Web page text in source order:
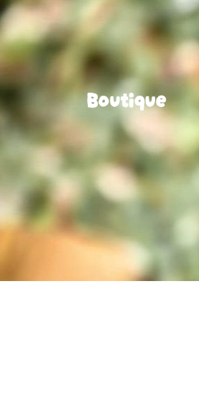
Boutique